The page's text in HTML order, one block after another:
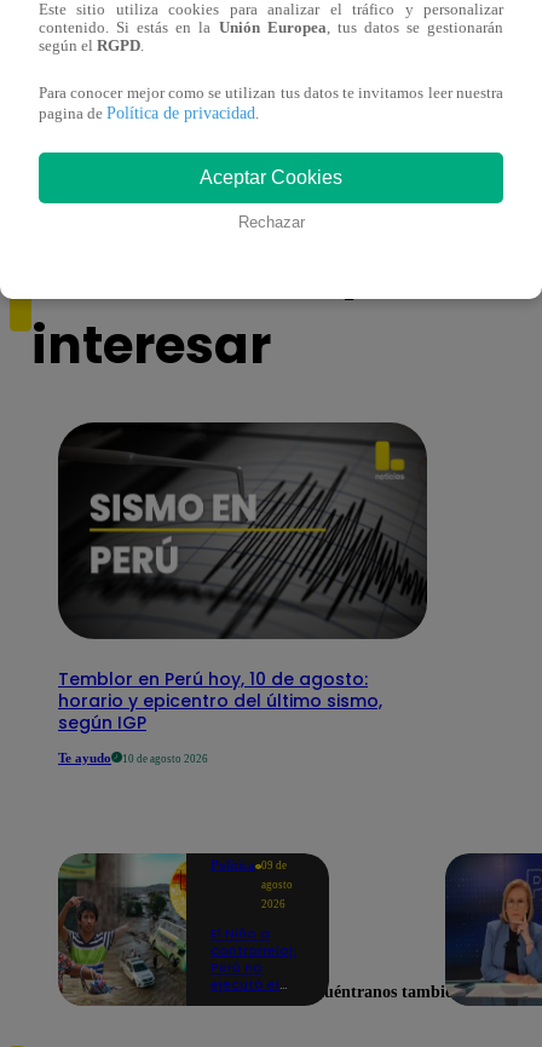
Sofía Franco ocasiona triple choque en
estado de ebriedad
interesar
Temblor en Perú hoy, 10 de agosto:
horario y epicentro del último sismo,
según IGP
Te ayudo 10 de agosto 2026
Política 09 de
agosto
2026
El Niño a
contrarreloj:
Perú no
ejecutó el
Este sitio utiliza cookies para analizar el tráfico y personalizar
contenido. Si estás en la Unión Europea, tus datos se gestionarán
según el RGPD.
Para conocer mejor como se utilizan tus datos te invitamos leer nuestra
pagina de Política de privacidad.
Aceptar Cookies
Rechazar
Encuéntranos también en